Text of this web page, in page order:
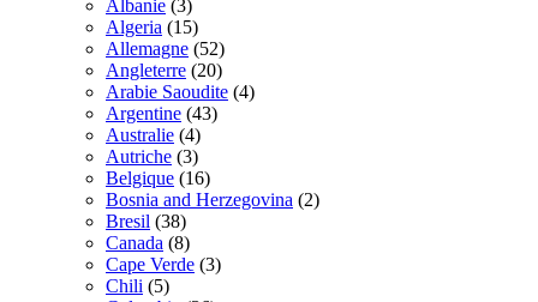
Albanie (3)
Algeria (15)
Allemagne (52)
Angleterre (20)
Arabie Saoudite (4)
Argentine (43)
Australie (4)
Autriche (3)
Belgique (16)
Bosnia and Herzegovina (2)
Bresil (38)
Canada (8)
Cape Verde (3)
Chili (5)